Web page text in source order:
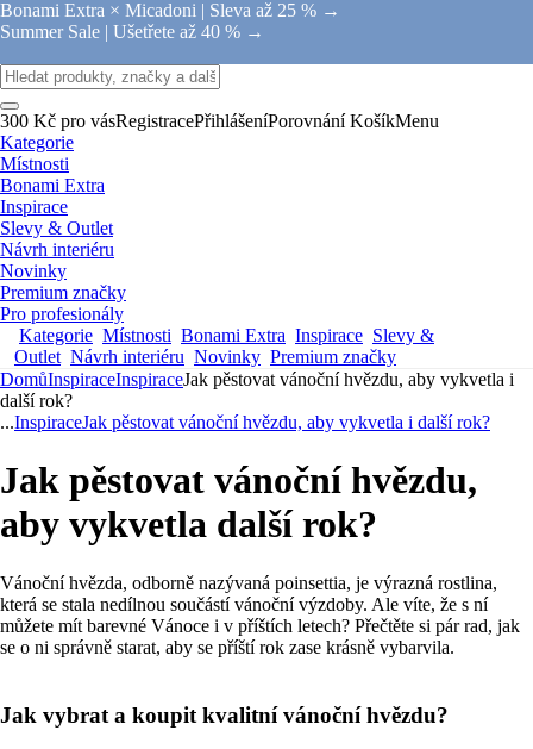
Bonami Extra × Micadoni | Sleva až 25 % →
Summer Sale | Ušetřete až 40 % →
300 Kč pro vásRegistracePřihlášeníPorovnání KošíkMenu
Kategorie
Místnosti
Bonami Extra
Inspirace
Slevy & Outlet
Návrh interiéru
Novinky
Premium značky
Pro profesionály
Kategorie Místnosti Bonami Extra Inspirace Slevy &
Outlet Návrh interiéru Novinky Premium značky
DomůInspiraceInspiraceJak pěstovat vánoční hvězdu, aby vykvetla i
další rok?
...InspiraceJak pěstovat vánoční hvězdu, aby vykvetla i další rok?
Jak pěstovat vánoční hvězdu,
aby vykvetla další rok?
Vánoční hvězda, odborně nazývaná poinsettia, je výrazná rostlina,
která se stala nedílnou součástí vánoční výzdoby. Ale víte, že s ní
můžete mít barevné Vánoce i v příštích letech? Přečtěte si pár rad, jak
se o ni správně starat, aby se příští rok zase krásně vybarvila.
Jak vybrat a koupit kvalitní vánoční hvězdu?